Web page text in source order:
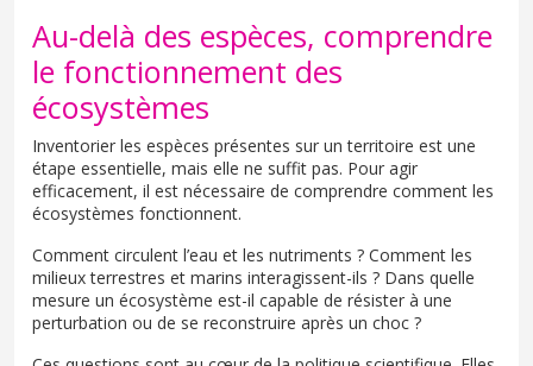
Au-delà des espèces, comprendre
le fonctionnement des
écosystèmes
Inventorier les espèces présentes sur un territoire est une
étape essentielle, mais elle ne suffit pas. Pour agir
efficacement, il est nécessaire de comprendre comment les
écosystèmes fonctionnent.
Comment circulent l’eau et les nutriments ? Comment les
milieux terrestres et marins interagissent-ils ? Dans quelle
mesure un écosystème est-il capable de résister à une
perturbation ou de se reconstruire après un choc ?